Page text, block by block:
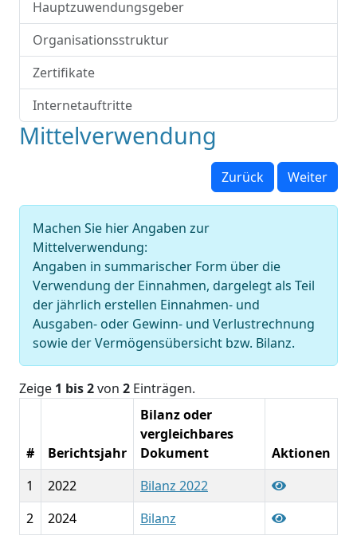
Hauptzuwendungsgeber
Organisationsstruktur
Zertifikate
Internetauftritte
Mittelverwendung
Zurück Weiter
Machen Sie hier Angaben zur
Mittelverwendung:
Angaben in summarischer Form über die
Verwendung der Einnahmen, dargelegt als Teil
der jährlich erstellen Einnahmen- und
Ausgaben- oder Gewinn- und Verlustrechnung
sowie der Vermögensübersicht bzw. Bilanz.
Zeige 1 bis 2von 2 Einträgen.
# Berichtsjahr
Bilanz oder
vergleichbares
Dokument
Aktionen
1
2022
Bilanz 2022
2
2024 Bilanz